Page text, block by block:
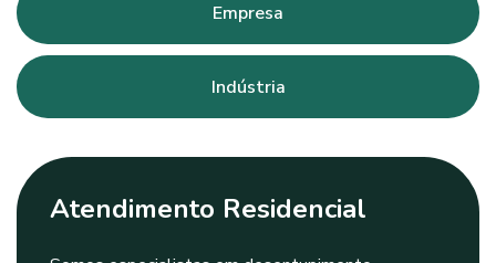
Empresa
Indústria
Atendimento Residencial